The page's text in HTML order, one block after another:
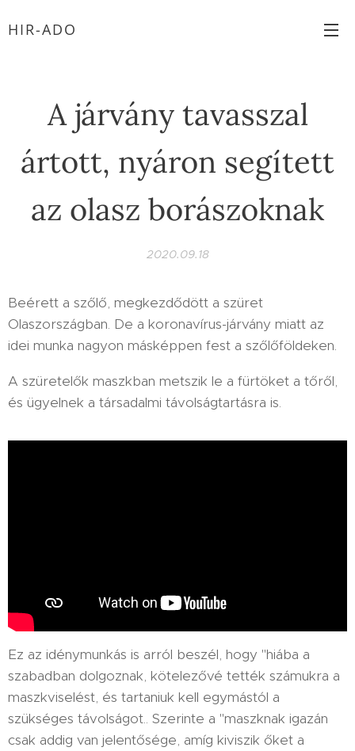
HIR-ADO
A járvány tavasszal
ártott, nyáron segített
az olasz borászoknak
2020.09.18
Beérett a szőlő, megkezdődött a szüret
Olaszországban. De a koronavírus-járvány miatt az
idei munka nagyon másképpen fest a szőlőföldeken.
A szüretelők maszkban metszik le a fürtöket a tőről,
és ügyelnek a társadalmi távolságtartásra is.
Ez az idénymunkás is arról beszél, hogy "hiába a
szabadban dolgoznak, kötelezővé tették számukra a
maszkviselést, és tartaniuk kell egymástól a
szükséges távolságot.. Szerinte a "maszknak igazán
csak addig van jelentősége, amíg kiviszik őket a